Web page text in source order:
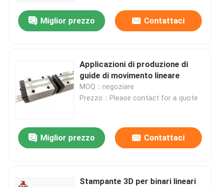
Casa
Chi siamo
Controllo di qualità
Contattaci
Miglior prezzo Contattaci
Applicazioni di produzione di
guide di movimento lineare
MOQ：negoziare
Prezzo：Please contact for a quote
Miglior prezzo Contattaci
Stampante 3D per binari lineari